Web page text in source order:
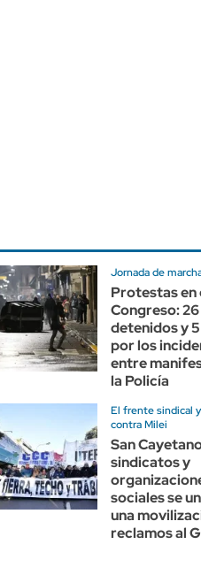
Jornada de
Protestas en
Congreso: 26
detenidos y
por los
entre
la Policía
El frente sindical
contra Milei
San
sindicatos y
sociales se
una
reclamos al